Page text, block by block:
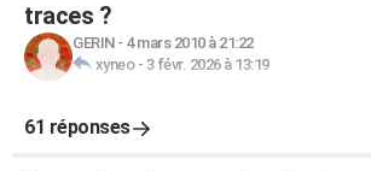
traces ?
GERIN- 4 mars 2010 à 21:22
xyneo- 3 févr. 2026 à 13:19
61 réponses